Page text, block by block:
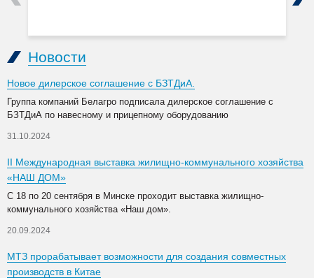
Новости
Новое дилерское соглашение с БЗТДиА.
Группа компаний Белагро подписала дилерское соглашение с
БЗТДиА по навесному и прицепному оборудованию
31.10.2024
II Международная выставка жилищно-коммунального хозяйства
«НАШ ДОМ»
С 18 по 20 сентября в Минске проходит выставка жилищно-
коммунального хозяйства «Наш дом».
20.09.2024
МТЗ прорабатывает возможности для создания совместных
производств в Китае